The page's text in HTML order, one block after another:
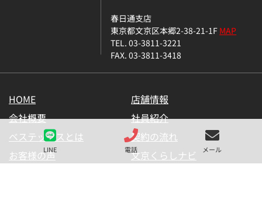
LINE 電話 メール
春日通支店
東京都文京区本郷2-38-21-1FMAP
TEL. 03-3811-3221
FAX. 03-3811-3418
HOME
店舗情報
会社概要
社員紹介
ベステックスとは
契約の流れ
お客様の声
文京くらしナビ